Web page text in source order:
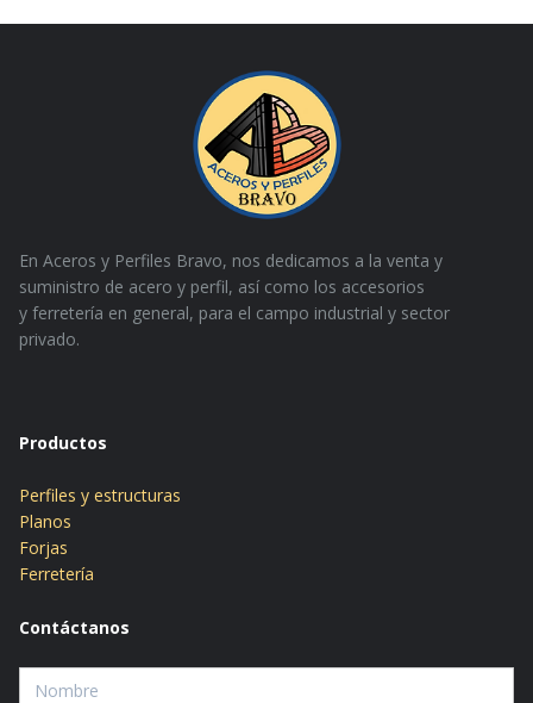
En Aceros y Perfiles Bravo, nos dedicamos a la venta y
suministro de acero y perfil, así como los accesorios
y ferretería en general, para el campo industrial y sector
privado.
Productos
Perfiles y estructuras
Planos
Forjas
Ferretería
Contáctanos